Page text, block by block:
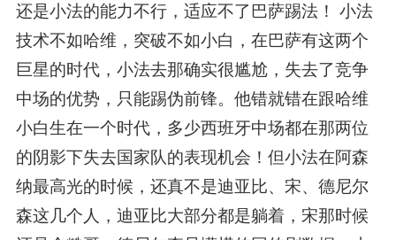
还是小法的能力不行，适应不了巴萨踢法！ 小法
技术不如哈维，突破不如小白，在巴萨有这两个
巨星的时代，小法去那确实很尴尬，失去了竞争
中场的优势，只能踢伪前锋。他错就错在跟哈维
小白生在一个时代，多少西班牙中场都在那两位
的阴影下失去国家队的表现机会！但小法在阿森
纳最高光的时候，还真不是迪亚比、宋、德尼尔
森这几个人，迪亚比大部分都是躺着，宋那时候